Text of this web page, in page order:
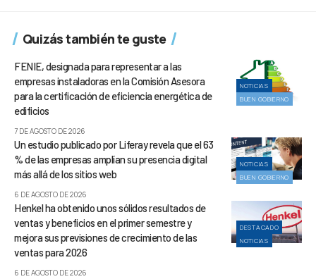
Quizás también te guste
NOTICIAS
BUEN GOBIERNO
FENIE, designada para representar a las
empresas instaladoras en la Comisión Asesora
para la certificación de eficiencia energética de
edificios
7 DE AGOSTO DE 2026
NOTICIAS
BUEN GOBIERNO
Un estudio publicado por Liferay revela que el 63
% de las empresas amplían su presencia digital
más allá de los sitios web
6 DE AGOSTO DE 2026
DESTACADO
NOTICIAS
Henkel ha obtenido unos sólidos resultados de
ventas y beneficios en el primer semestre y
mejora sus previsiones de crecimiento de las
ventas para 2026
6 DE AGOSTO DE 2026